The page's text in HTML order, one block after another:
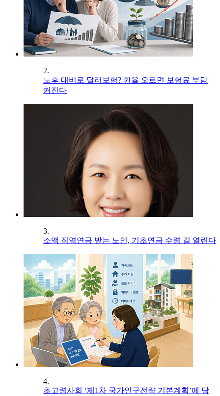
2.
노후 대비로 달러보험? 환율 오르면 보험료 부담
커진다
3.
소액 직역연금 받는 노인, 기초연금 수령 길 열린다
4.
초고령사회 ‘제1차 국가인구전략 기본계획’에 담